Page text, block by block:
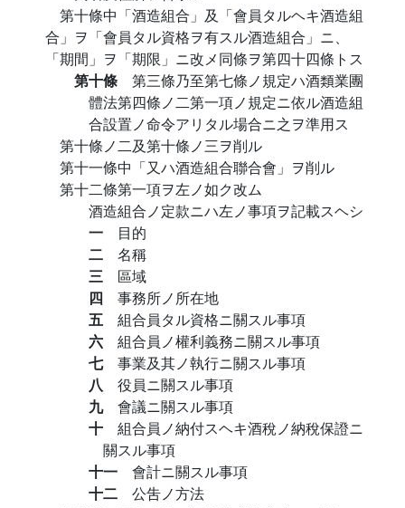
第十條中「酒造組合」及「會員タルヘキ酒造組
合」ヲ「會員タル資格ヲ有スル酒造組合」ニ、
「期間」ヲ「期限」ニ改メ同條ヲ第四十四條トス
第十條 第三條乃至第七條ノ規定ハ酒類業團
體法第四條ノ二第一項ノ規定ニ依ル酒造組
合設置ノ命令アリタル場合ニ之ヲ準用ス
第十條ノ二及第十條ノ三ヲ削ル
第十一條中「又ハ酒造組合聯合會」ヲ削ル
第十二條第一項ヲ左ノ如ク改ム
酒造組合ノ定款ニハ左ノ事項ヲ記載スヘシ
一 目的
二 名稱
三 區域
四 事務所ノ所在地
五 組合員タル資格ニ關スル事項
六 組合員ノ權利義務ニ關スル事項
七 事業及其ノ執行ニ關スル事項
八 役員ニ關スル事項
九 會議ニ關スル事項
十 組合員ノ納付スヘキ酒稅ノ納稅保證ニ
關スル事項
十一 會計ニ關スル事項
十二 公吿ノ方法